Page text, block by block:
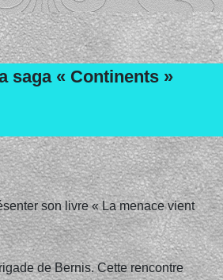
saga « Continents »
son livre « La menace vient
de Bernis. Cette rencontre